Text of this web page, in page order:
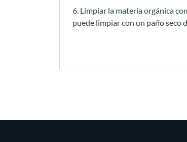
6. Limpiar la materia orgánica
puede limpiar con un paño seco